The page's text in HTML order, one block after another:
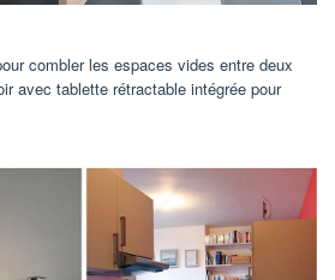
combler les espaces vides entre deux
avec tablette rétractable intégrée pour